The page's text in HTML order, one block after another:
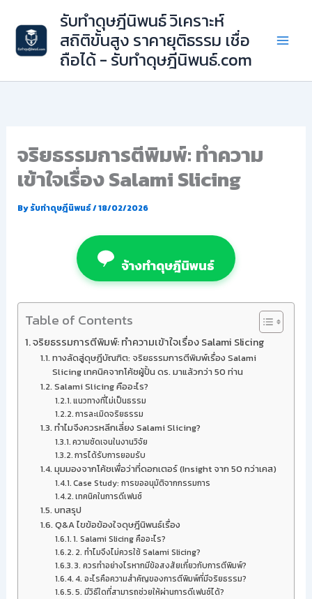
content
รับทำดุษฎีนิพนธ์ วิเคราะห์
สถิติขั้นสูง ราคายุติธรรม เชื่อ
ถือได้ - รับทำดุษฎีนิพนธ์.com
จริยธรรมการตีพิมพ์: ทำความ
เข้าใจเรื่อง Salami Slicing
Byรับทำดุษฎีนิพนธ์/18/02/2026
จ้างทำดุษฎีนิพนธ์
Table of Contents
จริยธรรมการตีพิมพ์: ทำความเข้าใจเรื่อง Salami Slicing
ทางลัดสู่ดุษฎีบัณฑิต: จริยธรรมการตีพิมพ์เรื่อง Salami
Slicing เทคนิคจากโค้ชผู้ปั้น ดร. มาแล้วกว่า 50 ท่าน
Salami Slicing คืออะไร?
แนวทางที่ไม่เป็นธรรม
การละเมิดจริยธรรม
ทำไมจึงควรหลีกเลี่ยง Salami Slicing?
ความชัดเจนในงานวิจัย
การได้รับการยอมรับ
มุมมองจากโค้ชเพื่อว่าที่ดอกเตอร์ (Insight จาก 50 กว่าเคส)
Case Study: การขออนุมัติจากกรรมการ
เทคนิคในการดีเฟนซ์
บทสรุป
Q&A ไขข้อข้องใจดุษฎีนิพนธ์เรื่อง
1. Salami Slicing คืออะไร?
2. ทำไมจึงไม่ควรใช้ Salami Slicing?
3. ควรทำอย่างไรหากมีข้อสงสัยเกี่ยวกับการตีพิมพ์?
4. อะไรคือความสำคัญของการตีพิมพ์ที่มีจริยธรรม?
5. มีวิธีใดที่สามารถช่วยให้ผ่านการดีเฟนซ์ได้?